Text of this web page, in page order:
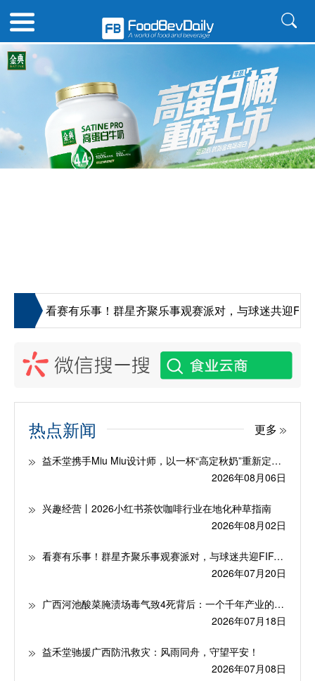
看赛有乐事！群星齐聚乐事观赛派对，与球迷共迎FIFA
热点新闻 更多
益禾堂携手Miu Miu设计师，以一杯“高定秋奶”重新定义秋天仪式感
2026年08月06日
兴趣经营丨2026小红书茶饮咖啡行业在地化种草指南
2026年08月02日
看赛有乐事！群星齐聚乐事观赛派对，与球迷共迎FIFA世界杯冠军时刻
2026年07月20日
广西河池酸菜腌渍场毒气致4死背后：一个千年产业的困局与自救
2026年07月18日
​益禾堂驰援广西防汛救灾：风雨同舟，守望平安！
2026年07月08日